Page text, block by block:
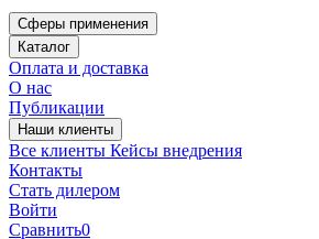
Сферы применения
Каталог
Оплата и доставка
О нас
Публикации
Наши клиенты
Все клиенты Кейсы внедрения
Контакты
Стать дилером
Войти
Сравнить0